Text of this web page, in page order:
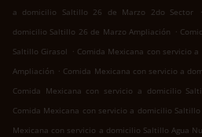
a domicilio Saltillo 26 de Marzo 2do Sector
.
domicilio Saltillo 26 de Marzo Ampliación .
Saltillo Girasol . Comida Mexicana con servicio
Ampliación . Comida Mexicana con servicio a
Comida Mexicana con servicio a domicilio
Comida Mexicana con servicio a domicilio Saltillo
Mexicana con servicio a domicilio Saltillo Agua